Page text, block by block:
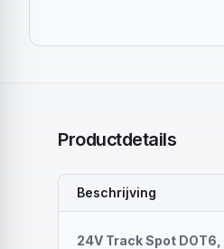
Productdetails
Beschrijving
24V Track Spot